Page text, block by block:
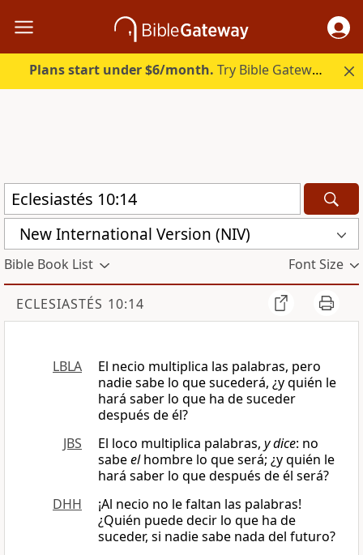
Plans start under $6/month. Try Bible Gateway Plus.
New International Version (NIV)
Bible Book List Font Size
ECLESIASTÉS 10:14
LBLA
El necio multiplica las palabras, pero
nadie sabe lo que sucederá, ¿y quién le
hará saber lo que ha de suceder
después de él?
JBS
El loco multiplica palabras, y dice: no
sabeelhombre lo que será; ¿y quién le
hará saber lo que después de él será?
DHH
¡Al necio no le faltan las palabras!
¿Quién puede decir lo que ha de
suceder, si nadie sabe nada del futuro?